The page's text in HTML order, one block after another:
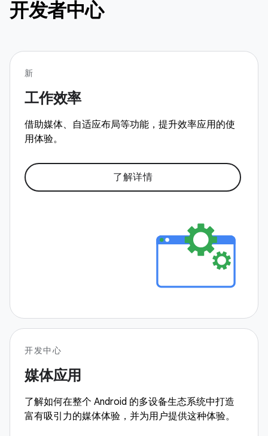
开发者中心
新
工作效率
借助媒体、自适应布局等功能，提升效率应用的使
用体验。
了解详情
开发中心
媒体应用
了解如何在整个 Android 的多设备生态系统中打造
富有吸引力的媒体体验，并为用户提供这种体验。